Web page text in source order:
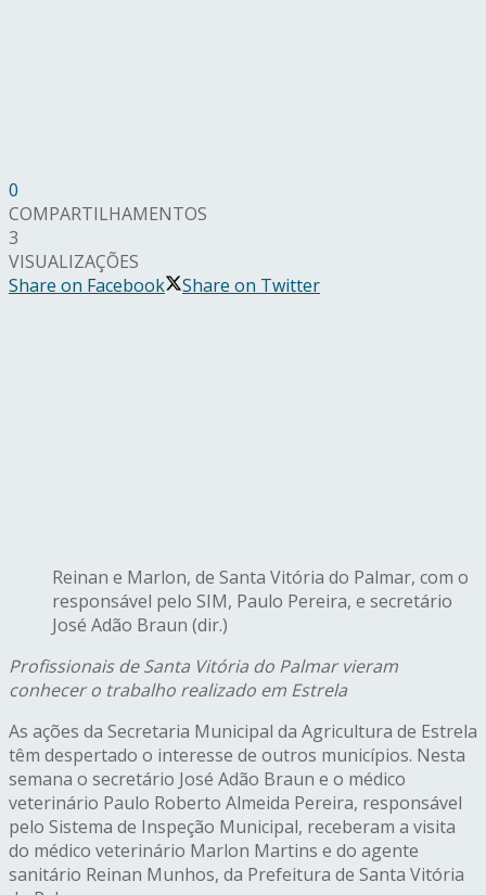
0
COMPARTILHAMENTOS
3
VISUALIZAÇÕES
Share on Facebook
Share on Twitter
Reinan e Marlon, de Santa Vitória do Palmar, com o
responsável pelo SIM, Paulo Pereira, e secretário
José Adão Braun (dir.)
Profissionais de Santa Vitória do Palmar vieram
conhecer o trabalho realizado em Estrela
As ações da Secretaria Municipal da Agricultura de Estrela
têm despertado o interesse de outros municípios. Nesta
semana o secretário José Adão Braun e o médico
veterinário Paulo Roberto Almeida Pereira, responsável
pelo Sistema de Inspeção Municipal, receberam a visita
do médico veterinário Marlon Martins e do agente
sanitário Reinan Munhos, da Prefeitura de Santa Vitória